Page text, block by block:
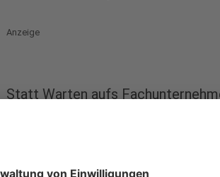
Anzeige
Statt Warten aufs
Für die Begrünung von Garagen oder